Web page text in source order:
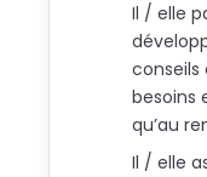
Il / elle
besoins
qu’au
Il / elle